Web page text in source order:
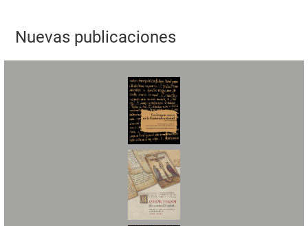
Nuevas publicaciones